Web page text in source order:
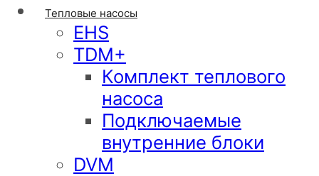
Тепловые насосы
EHS
TDM+
Комплект теплового
насоса
Подключаемые
внутренние блоки
DVM